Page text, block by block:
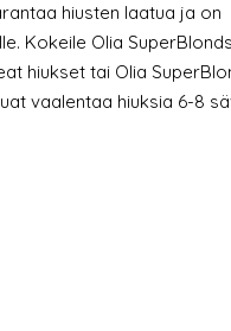
hiusten laatua ja on
Kokeile Olia
hiukset tai Olia
vaalentaa hiuksia 6-8